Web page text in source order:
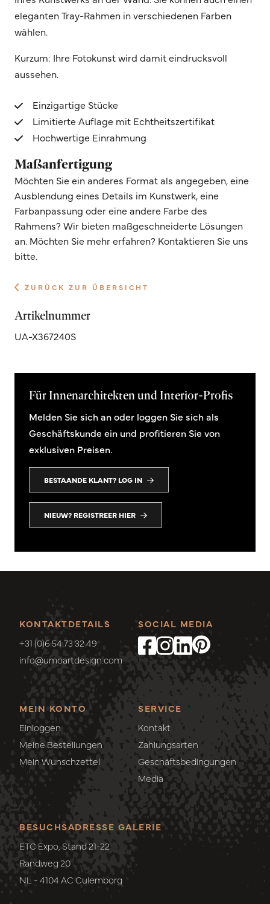
eleganten Tray-Rahmen in verschiedenen Farben
wählen.
Kurzum: Ihre Fotokunst wird damit eindrucksvoll
aussehen.
Einzigartige Stücke
Limitierte Auflage mit Echtheitszertifikat
Hochwertige Einrahmung
Maßanfertigung
Möchten Sie ein anderes Format als angegeben, eine
Ausblendung eines Details im Kunstwerk, eine
Farbanpassung oder eine andere Farbe des
Rahmens? Wir bieten maßgeschneiderte Lösungen
an. Möchten Sie mehr erfahren? Kontaktieren Sie uns
bitte.
ZURÜCK ZUR ÜBERSICHT
Artikelnummer
UA-X367240S
Für Innenarchitekten und Interior-Profis
Melden Sie sich an oder loggen Sie sich als
Geschäftskunde ein und profitieren Sie von
exklusiven Preisen.
BESTAANDE KLANT? LOG IN
NIEUW? REGISTREER HIER
KONTAKTDETAILS
+31 (0)6 54 73 32 49
info@umoartdesign.com
MEIN KONTO
Einloggen
Meine Bestellungen
Mein Wunschzettel
SERVICE
Kontakt
Zahlungsarten
Geschäftsbedingungen
Media
SOCIAL MEDIA
BESUCHSADRESSE GALERIE
ETC Expo, Stand 21-22
Randweg 20
NL - 4104 AC Culemborg